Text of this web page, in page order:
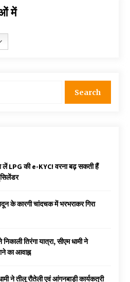
में
LPG की e-KYC! वरना बढ़ सकती हैं
कारगी चांदचक में भरभराकर गिरा
तिरंगा यात्रा, सीएम धामी ने
का आवाह्न
ने तीलू रौतेली एवं आंगनबाड़ी कार्यकत्री